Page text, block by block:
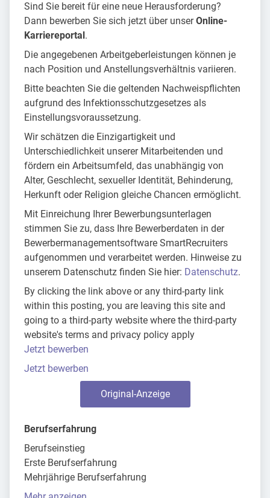
Sind Sie bereit für eine neue Herausforderung?
Dann bewerben Sie sich jetzt über unserOnline-
Karriereportal.
Die angegebenen Arbeitgeberleistungen können je
nach Position und Anstellungsverhältnis variieren.
Bitte beachten Sie die geltenden Nachweispflichten
aufgrund des Infektionsschutzgesetzes als
Einstellungsvoraussetzung.
Wir schätzen die Einzigartigkeit und
Unterschiedlichkeit unserer Mitarbeitenden und
fördern ein Arbeitsumfeld, das unabhängig von
Alter, Geschlecht, sexueller Identität, Behinderung,
Herkunft oder Religion gleiche Chancen ermöglicht.
Mit Einreichung Ihrer Bewerbungsunterlagen
stimmen Sie zu, dass Ihre Bewerberdaten in der
Bewerbermanagementsoftware SmartRecruiters
aufgenommen und verarbeitet werden. Hinweise zu
unserem Datenschutz finden Sie hier: Datenschutz.
By clicking the link above or any third-party link
within this posting, you are leaving this site and
going to a third-party website where the third-party
website's terms and privacy policy apply
Jetzt bewerben
Jetzt bewerben
Original-Anzeige
Berufserfahrung
Berufseinstieg
Erste Berufserfahrung
Mehrjährige Berufserfahrung